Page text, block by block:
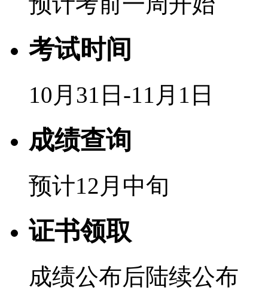
考试时间
10月31日-11月1日
成绩查询
预计12月中旬
证书领取
成绩公布后陆续公布